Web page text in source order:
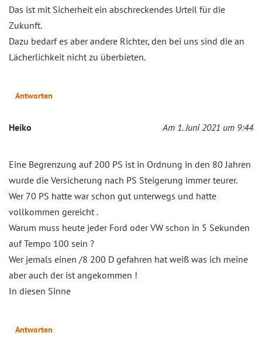
Das ist mit Sicherheit ein abschreckendes Urteil für die
Zukunft.
Dazu bedarf es aber andere Richter, den bei uns sind die an
Lächerlichkeit nicht zu überbieten.
Antworten
Heiko Am 1. Juni 2021 um 9:44
Eine Begrenzung auf 200 PS ist in Ordnung in den 80 Jahren
wurde die Versicherung nach PS Steigerung immer teurer.
Wer 70 PS hatte war schon gut unterwegs und hatte
vollkommen gereicht .
Warum muss heute jeder Ford oder VW schon in 5 Sekunden
auf Tempo 100 sein ?
Wer jemals einen /8 200 D gefahren hat weiß was ich meine
aber auch der ist angekommen !
In diesen Sinne
Antworten